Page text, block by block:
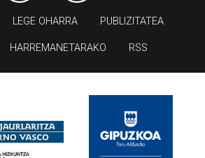
LEGE OHARRA PUBLIZITATEA
HARREMANETARAKO RSS